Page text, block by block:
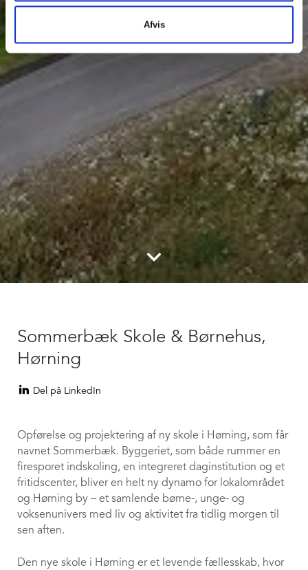
Afvis
keyboard_arrow_down
Sommerbæk Skole & Børnehus,
Hørning
Del på LinkedIn
Opførelse og projektering af ny skole i Hørning, som får
navnet Sommerbæk. Byggeriet, som både rummer en
firesporet indskoling, en integreret daginstitution og et
fritidscenter, bliver en helt ny dynamo for lokalområdet
og Hørning by – et samlende børne-, unge- og
voksenunivers med liv og aktivitet fra tidlig morgen til
sen aften.
Den nye skole i Hørning er et levende fællesskab, hvor